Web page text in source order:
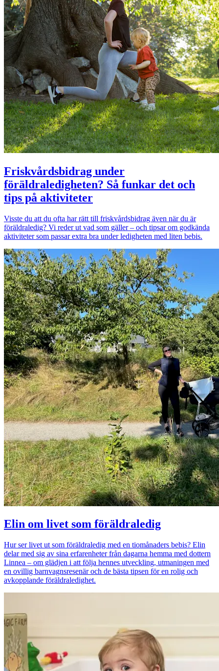
Friskvårdsbidrag under
föräldraledigheten? Så funkar det och
tips på aktiviteter
Visste du att du ofta har rätt till friskvårdsbidrag även när du är
föräldraledig? Vi reder ut vad som gäller – och tipsar om godkända
aktiviteter som passar extra bra under ledigheten med liten bebis.
Elin om livet som föräldraledig
Hur ser livet ut som föräldraledig med en tiomånaders bebis? Elin
delar med sig av sina erfarenheter från dagarna hemma med dottern
Linnea – om glädjen i att följa hennes utveckling, utmaningen med
en ovillig barnvagnsresenär och de bästa tipsen för en rolig och
avkopplande föräldraledighet.